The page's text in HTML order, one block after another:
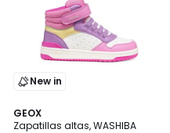
New in
GEOX
Zapatillas altas, WASHIBA